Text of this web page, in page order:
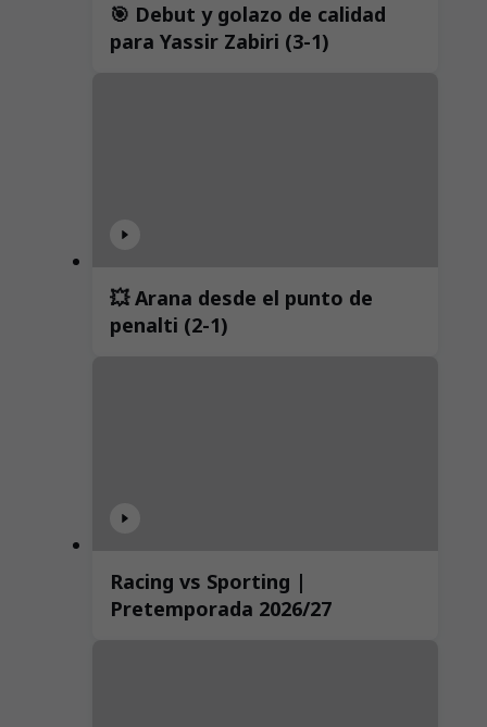
🎯 Debut y golazo de calidad
para Yassir Zabiri (3-1)
💥 Arana desde el punto de
penalti (2-1)
Racing vs Sporting |
Pretemporada 2026/27